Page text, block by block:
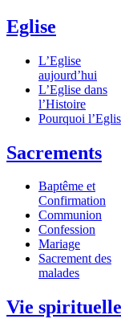
Eglise
L’Eglise
aujourd’hui
L’Eglise dans
l’Histoire
Pourquoi
Sacrements
Baptême et
Confirmation
Communion
Confession
Mariage
Sacrement des
malades
Vie spirituelle